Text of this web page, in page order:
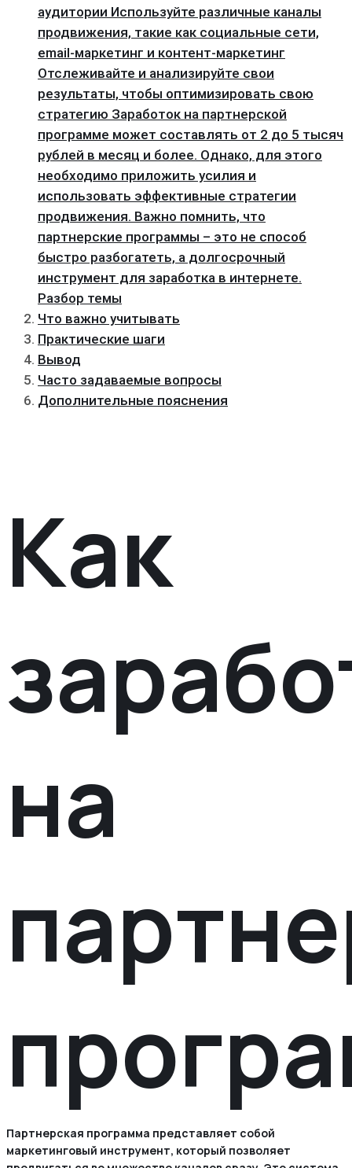
аудитории Используйте различные каналы
продвижения, такие как социальные сети,
email-маркетинг и контент-маркетинг
Отслеживайте и анализируйте свои
результаты, чтобы оптимизировать свою
стратегию Заработок на партнерской
программе может составлять от 2 до 5 тысяч
рублей в месяц и более. Однако, для этого
необходимо приложить усилия и
использовать эффективные стратегии
продвижения. Важно помнить, что
партнерские программы – это не способ
быстро разбогатеть, а долгосрочный
инструмент для заработка в интернете.
Разбор темы
Что важно учитывать
Практические шаги
Вывод
Часто задаваемые вопросы
Дополнительные пояснения
Как
на
Партнерская программа представляет собой
маркетинговый инструмент, который позволяет